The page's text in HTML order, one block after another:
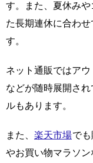
す。また、夏休み
た長期連休に合わ
す。
ネット通販ではア
などが随時展開さ
ルもあります。
また、 楽天市場で
やお買い物マラソ